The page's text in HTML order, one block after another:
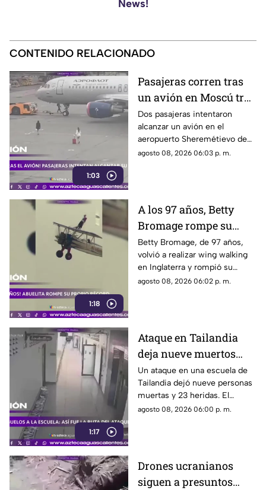
News!
CONTENIDO RELACIONADO
1:03
Pasajeras corren tras
un avión en Moscú tras
llegar tarde a su vuelo
Dos pasajeras intentaron
alcanzar un avión en el
aeropuerto Sheremétievo de
Moscú tras llegar tarde a su
agosto 08, 2026 06:03 p. m.
1:18
A los 97 años, Betty
Bromage rompe su
propio récord Guinness
en las alturas
Betty Bromage, de 97 años,
volvió a realizar wing walking
en Inglaterra y rompió su
propio récord Guinness tras
agosto 08, 2026 06:02 p. m.
1:17
Ataque en Tailandia
deja nueve muertos
tras agresión en una
escuela
Un ataque en una escuela de
Tailandia dejó nueve personas
muertas y 23 heridas. El
presunto agresor, de 14 años,
agosto 08, 2026 06:00 p. m.
Drones ucranianos
siguen a presuntos